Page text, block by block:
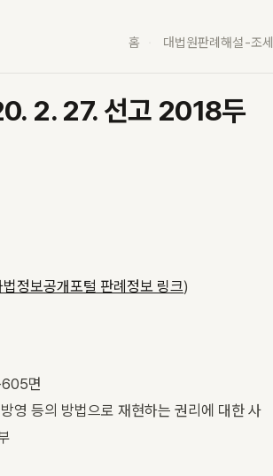
홈 대법원판례해설-조세
2. 27. 선고 2018두
법정보공개포털 판례정보 링크)
면
영 등의 방법으로 재현하는 권리에 대한 사